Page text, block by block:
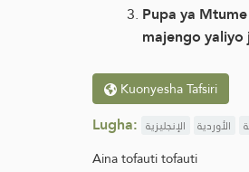
Pupa ya
majengo
Kuonyesha Tafsiri
Lugha: الإنجليزية الأوردية
Aina tofauti tofauti